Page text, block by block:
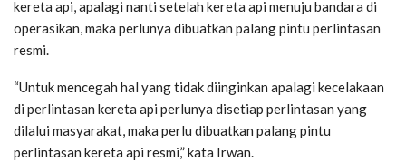
kereta api, apalagi nanti setelah kereta api menuju bandara di
operasikan, maka perlunya dibuatkan palang pintu perlintasan
resmi.
“Untuk mencegah hal yang tidak diinginkan apalagi kecelakaan
di perlintasan kereta api perlunya disetiap perlintasan yang
dilalui masyarakat, maka perlu dibuatkan palang pintu
perlintasan kereta api resmi,” kata Irwan.